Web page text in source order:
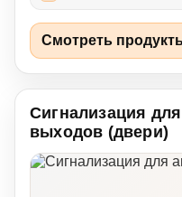
Смотреть
Сигнализация
выходов (двери)